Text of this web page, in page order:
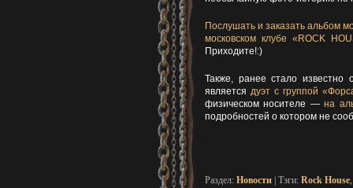
Послушать и заказать альбом
московском клубе «ROCK
Приходите!:)
Также, ранее стало
является дуэт с группой
физическом носителе —на
подробностей о котором не
Раздел: Новости | Тэги: Rock House